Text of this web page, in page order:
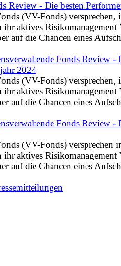
Review - Die besten
(VV-Fonds) versprechen,
ihr aktives Risikomanagement
auf die Chancen eines
Fonds Review -
2024
(VV-Fonds) versprechen,
ihr aktives Risikomanagement
auf die Chancen eines
Fonds Review -
(VV-Fonds) versprechen
ihr aktives Risikomanagement
auf die Chancen eines